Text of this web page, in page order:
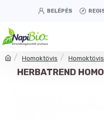
BELÉPÉS
Homoktövis
HERBATREND